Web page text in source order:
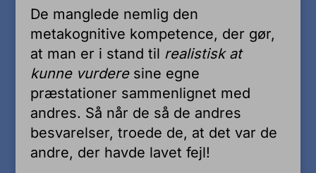
De manglede nemlig den
metakognitive kompetence, der gør,
at man er i stand til realistisk at
kunne vurderesine egne
præstationer sammenlignet med
andres. Så når de så de andres
besvarelser, troede de, at det var de
andre, der havde lavet fejl!